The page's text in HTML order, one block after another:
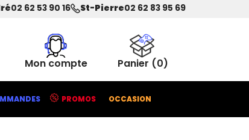
02 62 53 90 16 St-Pierre02 62 83 95 69
Mon compte Panier (0)
PROMOS OCCASION